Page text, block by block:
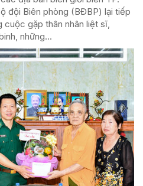
đội Biên phòng (BĐBP) lại tiếp
gặp thân nhân liệt sĩ,
những...